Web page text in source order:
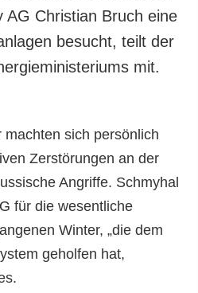
AG Christian Bruch eine
besucht, teilt der
mit.
sich persönlich
Zerstörungen an der
Angriffe. Schmyhal
für die wesentliche
Winter, „die dem
geholfen hat,